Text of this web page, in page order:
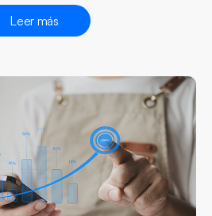
Leer más